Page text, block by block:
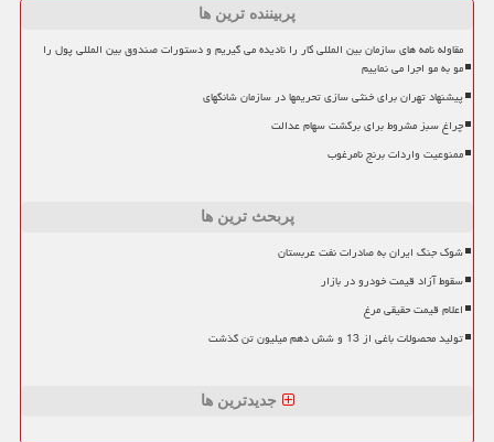
پربیننده ترین ها
مقاوله نامه های سازمان بین المللی کار را نادیده می گیریم و دستورات صندوق بین المللی پول را
مو به مو اجرا می نماییم
پیشنهاد تهران برای خنثی سازی تحریمها در سازمان شانگهای
چراغ سبز مشروط برای برگشت سهام عدالت
ممنوعیت واردات برنج نامرغوب
پربحث ترین ها
شوک جنگ ایران به صادرات نفت عربستان
سقوط آزاد قیمت خودرو در بازار
اعلام قیمت حقیقی مرغ
تولید محصولات باغی از 13 و شش دهم میلیون تن گذشت
جدیدترین ها